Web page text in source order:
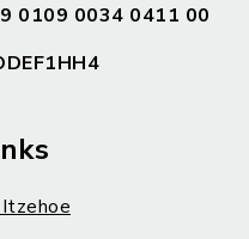
0109 0034 0411 00